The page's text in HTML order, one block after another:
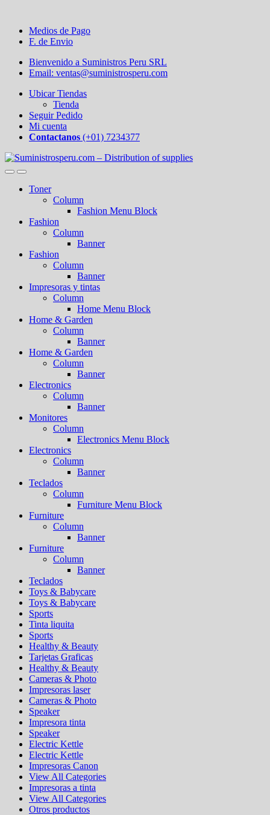
Medios de Pago
F. de Envio
Bienvenido a Suministros Peru SRL
Email: ventas@suministrosperu.com
Ubicar Tiendas
Tienda
Seguir Pedido
Mi cuenta
Contactanos (+01) 7234377
Toner
Column
Fashion Menu Block
Fashion
Column
Banner
Fashion
Column
Banner
Impresoras y tintas
Column
Home Menu Block
Home & Garden
Column
Banner
Home & Garden
Column
Banner
Electronics
Column
Banner
Monitores
Column
Electronics Menu Block
Electronics
Column
Banner
Teclados
Column
Furniture Menu Block
Furniture
Column
Banner
Furniture
Column
Banner
Teclados
Toys & Babycare
Toys & Babycare
Sports
Tinta liquita
Sports
Healthy & Beauty
Tarjetas Graficas
Healthy & Beauty
Cameras & Photo
Impresoras laser
Cameras & Photo
Speaker
Impresora tinta
Speaker
Electric Kettle
Electric Kettle
Impresoras Canon
View All Categories
Impresoras a tinta
View All Categories
Otros productos